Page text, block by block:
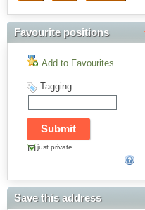
Favourite positions
Add to Favourites
Tagging
just private
Save this address